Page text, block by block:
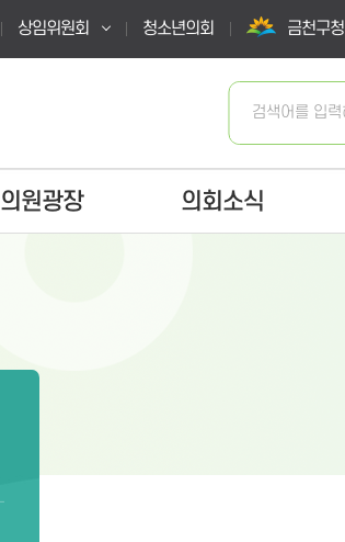
상임위원회 청소년의회 금천구청
의원광장 의회소식